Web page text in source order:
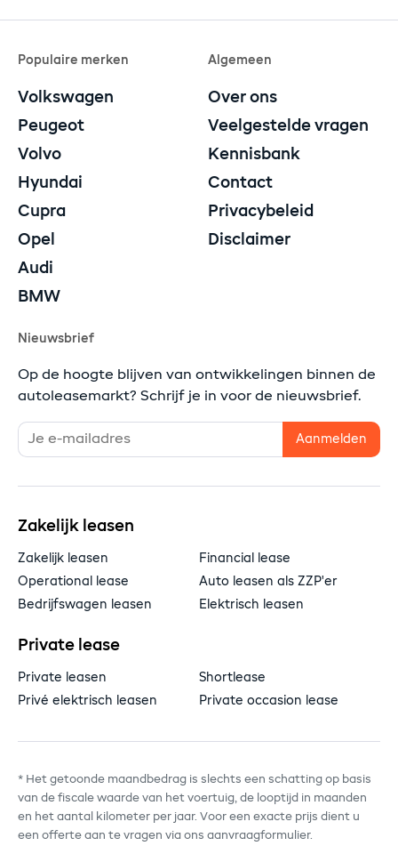
Populaire merken
Volkswagen
Peugeot
Volvo
Hyundai
Cupra
Opel
Audi
BMW
Algemeen
Over ons
Veelgestelde vragen
Kennisbank
Contact
Privacybeleid
Disclaimer
Nieuwsbrief
Op de hoogte blijven van ontwikkelingen binnen de
autoleasemarkt? Schrijf je in voor de nieuwsbrief.
Zakelijk leasen
Zakelijk leasen
Financial lease
Operational lease
Auto leasen als ZZP'er
Bedrijfswagen leasen
Elektrisch leasen
Private lease
Private leasen
Shortlease
Privé elektrisch leasen
Private occasion lease
* Het getoonde maandbedrag is slechts een schatting op basis
van de fiscale waarde van het voertuig, de looptijd in maanden
en het aantal kilometer per jaar. Voor een exacte prijs dient u
een offerte aan te vragen via ons aanvraagformulier.